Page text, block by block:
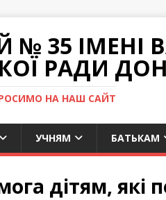
№ 35
РАДИ
НА НАШ САЙТ
УЧНЯМ БАТЬКАМ
дітям, які